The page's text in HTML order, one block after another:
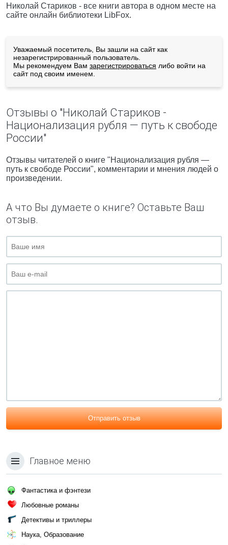
Николай Стариков - все книги автора в одном месте на
сайте онлайн библиотеки LibFox.
Уважаемый посетитель, Вы зашли на сайт как
незарегистрированный пользователь.
Мы рекомендуем Вам зарегистрироваться либо войти на
сайт под своим именем.
Отзывы о "Николай Стариков -
Национализация рубля — путь к свободе
России"
Отзывы читателей о книге "Национализация рубля —
путь к свободе России", комментарии и мнения людей о
произведении.
А что Вы думаете о книге? Оставьте Ваш
отзыв.
Отправить отзыв
Главное меню
Фантастика и фэнтези
Любовные романы
Детективы и триллеры
Наука, Образование